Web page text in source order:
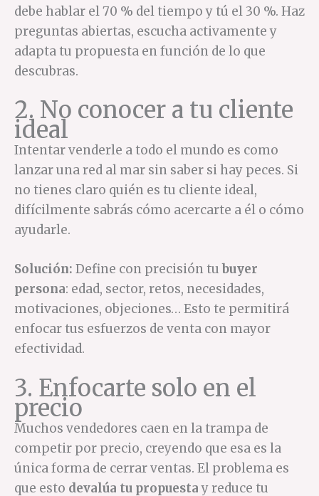
debe hablar el 70 % del tiempo y tú el 30 %. Haz
preguntas abiertas, escucha activamente y
adapta tu propuesta en función de lo que
descubras.
2. No conocer a tu cliente
ideal
Intentar venderle a todo el mundo es como
lanzar una red al mar sin saber si hay peces. Si
no tienes claro quién es tu cliente ideal,
difícilmente sabrás cómo acercarte a él o cómo
ayudarle.
Solución: Define con precisión tubuyer
persona: edad, sector, retos, necesidades,
motivaciones, objeciones… Esto te permitirá
enfocar tus esfuerzos de venta con mayor
efectividad.
3. Enfocarte solo en el
precio
Muchos vendedores caen en la trampa de
competir por precio, creyendo que esa es la
única forma de cerrar ventas. El problema es
que esto devalúa tu propuestay reduce tu